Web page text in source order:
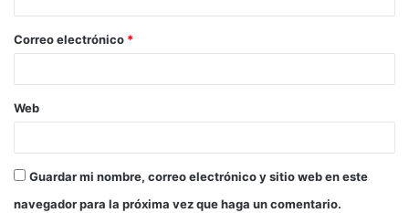
*
Correo electrónico *
Web
Guardar mi nombre, correo electrónico y sitio web en este
navegador para la próxima vez que haga un comentario.